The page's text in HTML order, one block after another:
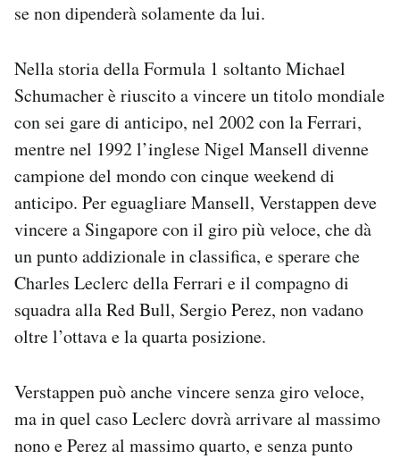
se non dipenderà solamente da lui.
Nella storia della Formula 1 soltanto Michael
Schumacher è riuscito a vincere un titolo mondiale
con sei gare di anticipo, nel 2002 con la Ferrari,
mentre nel 1992 l’inglese Nigel Mansell divenne
campione del mondo con cinque weekend di
anticipo. Per eguagliare Mansell, Verstappen deve
vincere a Singapore con il giro più veloce, che dà
un punto addizionale in classifica, e sperare che
Charles Leclerc della Ferrari e il compagno di
squadra alla Red Bull, Sergio Perez, non vadano
oltre l’ottava e la quarta posizione.
Verstappen può anche vincere senza giro veloce,
ma in quel caso Leclerc dovrà arrivare al massimo
nono e Perez al massimo quarto, e senza punto